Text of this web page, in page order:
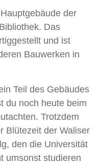
der
Das
und ist
Bauwerken in
Teil des Gebäudes
du noch heute beim
Trotzdem
Blütezeit der Waliser
den die Universität
umsonst studieren